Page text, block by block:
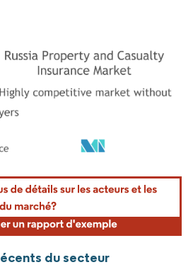
réutilisation nécessite une attribution sous CC BY
du secteur